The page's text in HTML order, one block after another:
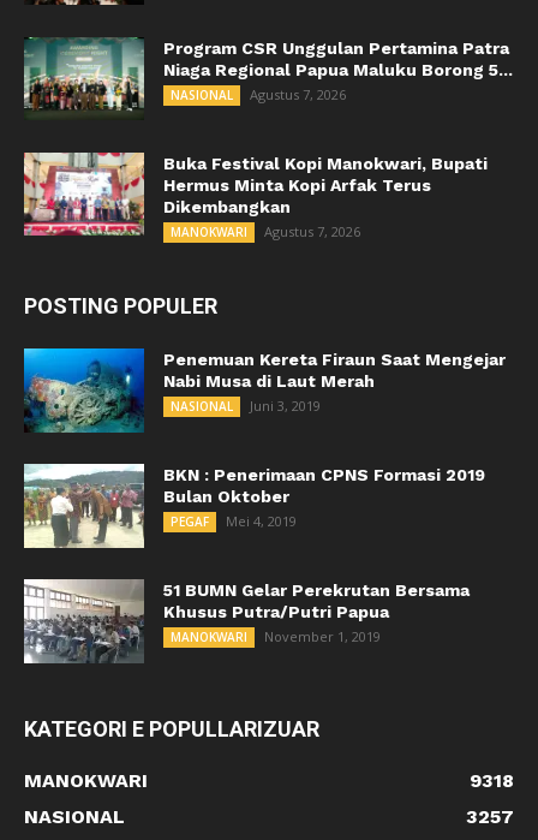
Program CSR Unggulan Pertamina Patra
Niaga Regional Papua Maluku Borong 5...
NASIONAL Agustus 7, 2026
Buka Festival Kopi Manokwari, Bupati
Hermus Minta Kopi Arfak Terus
Dikembangkan
MANOKWARI Agustus 7, 2026
POSTING POPULER
Penemuan Kereta Firaun Saat Mengejar
Nabi Musa di Laut Merah
NASIONAL Juni 3, 2019
BKN : Penerimaan CPNS Formasi 2019
Bulan Oktober
PEGAF Mei 4, 2019
51 BUMN Gelar Perekrutan Bersama
Khusus Putra/Putri Papua
MANOKWARI November 1, 2019
KATEGORI E POPULLARIZUAR
MANOKWARI
9318
NASIONAL
3257